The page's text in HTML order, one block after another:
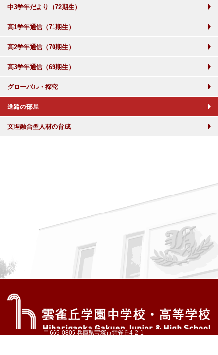
中3学年だより（72期生）
高1学年通信（71期生）
高2学年通信（70期生）
高3学年通信（69期生）
グローバル・探究
進路の部屋
文理融合型人材の育成
〒665-0805 兵庫県宝塚市雲雀丘4-2-1